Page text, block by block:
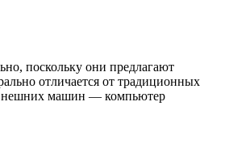
поскольку они предлагают
отличается от традиционных
внешних машин — компьютер